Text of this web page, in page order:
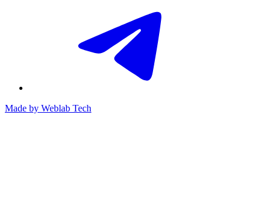
Made by Weblab Tech